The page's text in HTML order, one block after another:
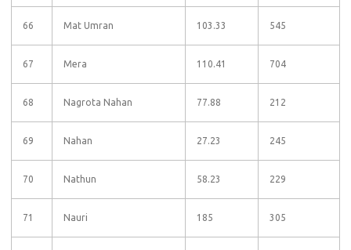
66 Mat Umran 103.33 545
67 Mera 110.41 704
68 Nagrota Nahan 77.88 212
69 Nahan 27.23 245
70 Nathun 58.23 229
71 Nauri 185 305